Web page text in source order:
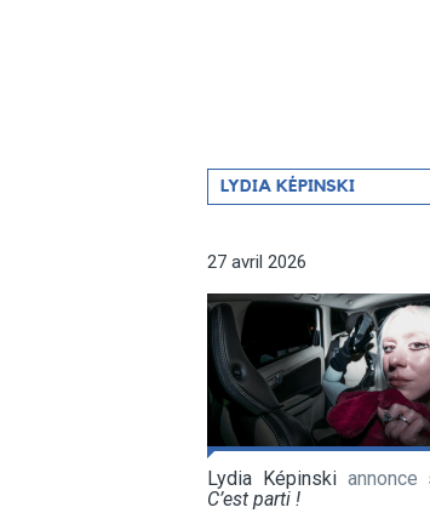
Filtrer
par
LYDIA KÉPINSKI
27 avril 2026
Lydia Képinskiannonce
C’est parti !